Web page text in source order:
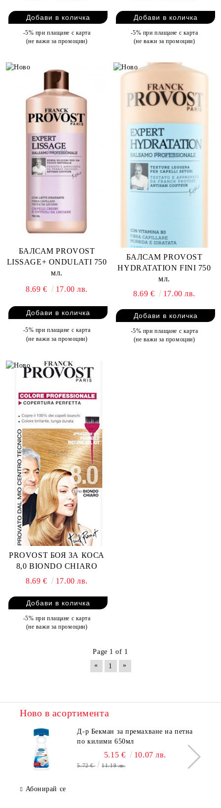
-5% при плащане с карта
(не важи за промоции)
-5% при плащане с карта
(не важи за промоции)
БАЛСАМ PROVOST
LISSAGE+ ONDULATI 750
мл.
8.69 €
17.00 лв.
-5% при плащане с карта
(не важи за промоции)
БАЛСАМ PROVOST
HYDRATATION FINI 750
мл.
8.69 €
17.00 лв.
-5% при плащане с карта
(не важи за промоции)
PROVOST БОЯ ЗА КОСА
8,0 BIONDO CHIARO
8.69 €
17.00 лв.
-5% при плащане с карта
(не важи за промоции)
Page 1 of 1
«
1 »
Ново в асортимента
Д-р Бекман за премахване на петна
по килими 650мл
5.15 € 10.07 лв.
5.72 € 11.19 лв.
Абонирай се